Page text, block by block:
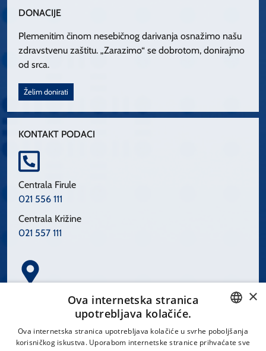
DONACIJE
Plemenitim činom nesebičnog darivanja osnažimo našu
zdravstvenu zaštitu. „Zarazimo“ se dobrotom, donirajmo
od srca.
Želim donirati
KONTAKT PODACI
Centrala Firule
021 556 111
Centrala Križine
021 557 111
Spinčićeva 1, 21000 Split
CROATIAN
×
Ova internetska stranica
upotrebljava kolačiće.
Ova internetska stranica upotrebljava kolačiće u svrhe poboljšanja
korisničkog iskustva. Uporabom internetske stranice prihvaćate sve